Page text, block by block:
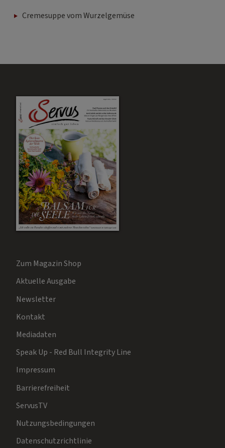
Cremesuppe vom Wurzelgemüse
Zum Magazin Shop
Aktuelle Ausgabe
Newsletter
Kontakt
Mediadaten
Speak Up - Red Bull Integrity Line
Impressum
Barrierefreiheit
ServusTV
Nutzungsbedingungen
Datenschutzrichtlinie